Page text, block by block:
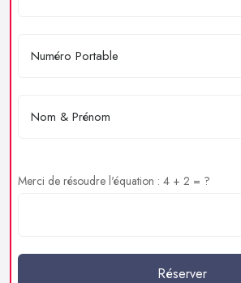
Merci de résoudre l'équation : 4 + 2 = ?
Réserver